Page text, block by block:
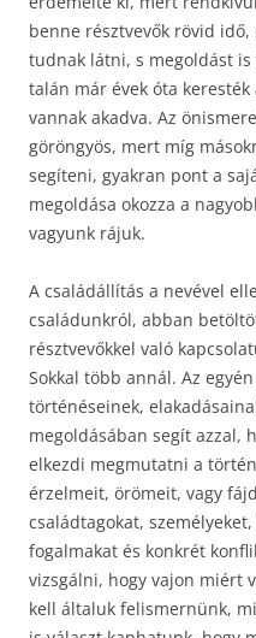
benne résztvevők rövid
tudnak látni, s megoldást
talán már évek óta
vannak akadva. Az
göröngyös, mert míg
segíteni, gyakran pont a
megoldása okozza a
vagyunk rájuk.
A családállítás a nevével
családunkról, abban
résztvevőkkel való
Sokkal több annál. Az
történéseinek,
megoldásában segít azzal,
elkezdi megmutatni a
érzelmeit, örömeit, vagy
családtagokat,
fogalmakat és konkrét
vizsgálni, hogy vajon miért
kell általuk felismernünk,